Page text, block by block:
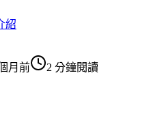
紹
月前 2 分鐘閱讀